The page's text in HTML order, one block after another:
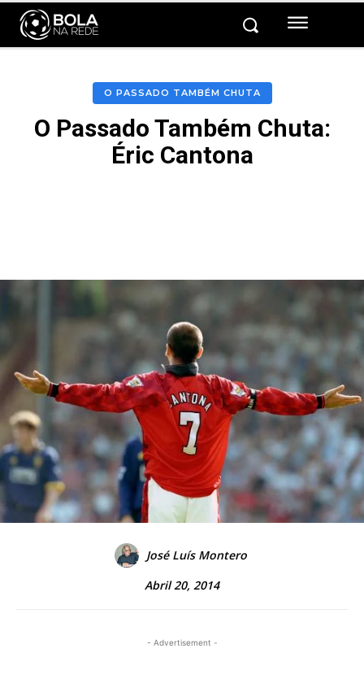
O PASSADO TAMBÉM CHUTA
O Passado Também Chuta:
Éric Cantona
José Luís Montero
Abril 20, 2014
- Advertisement -